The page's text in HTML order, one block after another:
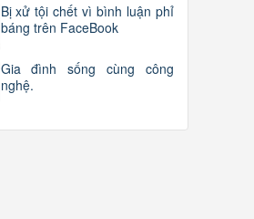
Bị xử tội chết vì bình luận phỉ
báng trên FaceBook
Gia đình sống cùng công
nghệ.